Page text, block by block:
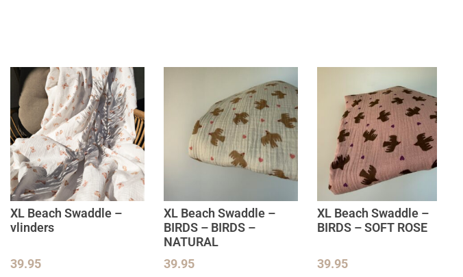
XL Beach Swaddle –
vlinders
39.95
XL Beach Swaddle –
BIRDS – BIRDS –
NATURAL
39.95
XL Beach Swaddle –
BIRDS – SOFT ROSE
39.95